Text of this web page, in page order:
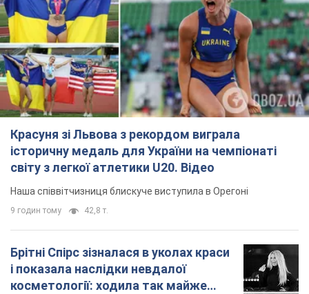
Красуня зі Львова з рекордом виграла
історичну медаль для України на чемпіонаті
світу з легкої атлетики U20. Відео
Наша співвітчизниця блискуче виступила в Орегоні
9 годин тому 42,8 т.
Брітні Спірс зізналася в уколах краси
і показала наслідки невдалої
косметології: ходила так майже